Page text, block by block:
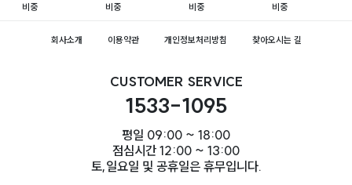
비중
비중
비중
비중
회사소개 이용약관 개인정보처리방침 찾아오시는 길
CUSTOMER SERVICE
1533-1095
평일 09:00 ~ 18:00
점심시간 12:00 ~ 13:00
토,일요일 및 공휴일은 휴무입니다.